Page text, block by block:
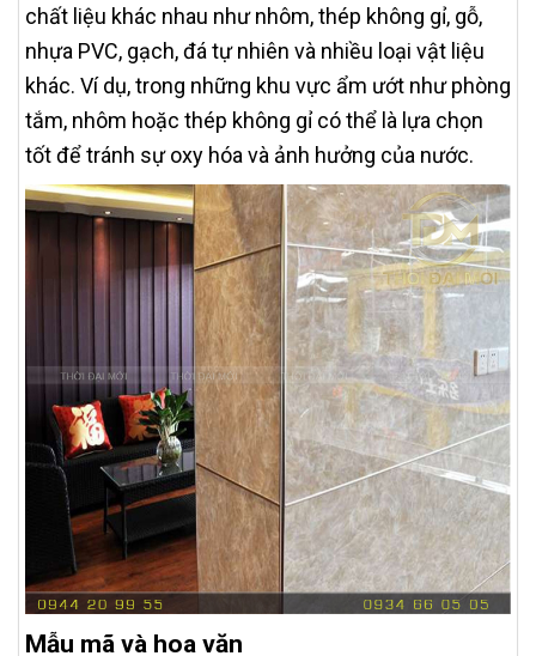
chất liệu khác nhau như nhôm, thép không gỉ, gỗ,
nhựa PVC, gạch, đá tự nhiên và nhiều loại vật liệu
khác. Ví dụ, trong những khu vực ẩm ướt như phòng
tắm, nhôm hoặc thép không gỉ có thể là lựa chọn
tốt để tránh sự oxy hóa và ảnh hưởng của nước.
Mẫu mã và hoa văn